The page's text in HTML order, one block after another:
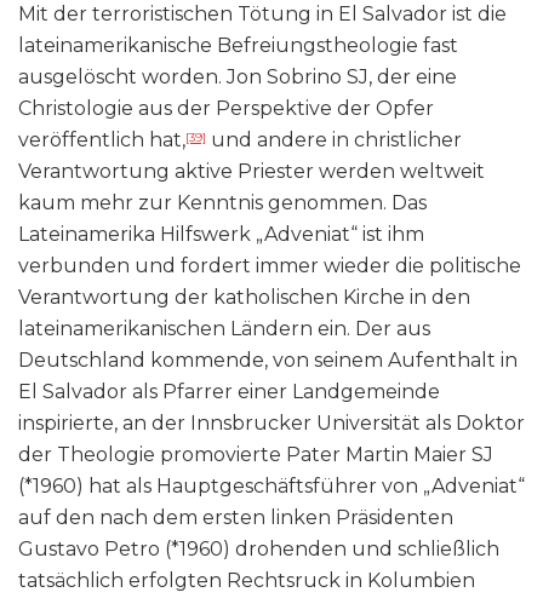
Mit der terroristischen Tötung in El Salvador ist die
lateinamerikanische Befreiungstheologie fast
ausgelöscht worden. Jon Sobrino SJ, der eine
Christologie aus der Perspektive der Opfer
veröffentlich hat,[39] und andere in christlicher
Verantwortung aktive Priester werden weltweit
kaum mehr zur Kenntnis genommen. Das
Lateinamerika Hilfswerk „Adveniat“ ist ihm
verbunden und fordert immer wieder die politische
Verantwortung der katholischen Kirche in den
lateinamerikanischen Ländern ein. Der aus
Deutschland kommende, von seinem Aufenthalt in
El Salvador als Pfarrer einer Landgemeinde
inspirierte, an der Innsbrucker Universität als Doktor
der Theologie promovierte Pater Martin Maier SJ
(*1960) hat als Hauptgeschäftsführer von „Adveniat“
auf den nach dem ersten linken Präsidenten
Gustavo Petro (*1960) drohenden und schließlich
tatsächlich erfolgten Rechtsruck in Kolumbien